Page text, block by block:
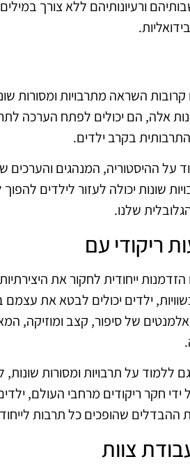
ורעיונותיהם ללא צורך במילים.
השראה מתרבויות ומסורות
אלה, הם יכולים לפתח הערכה
בקרב ילדים.
על ההיסטוריה, המנהגים והערכים
שונות יכולה לעזור לילדים
שלנו.
ריקודי עם
הזדמנות ייחודית לחקור את
ילדים יכולים לבטא את
של סיפור, קצב ומוזיקה,
ללמוד על תרבויות ומסורות
חקר ריקודים מרחבי העולם,
ההבדלים שהופכים כל תרבות
צוות